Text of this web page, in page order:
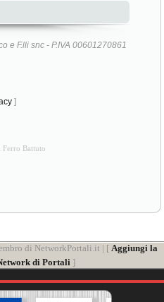
e F.lli snc - P.IVA 00601270861
]
Ferro Battuto
di NetworkPortali.it | [ Aggiungi la
di Portali]